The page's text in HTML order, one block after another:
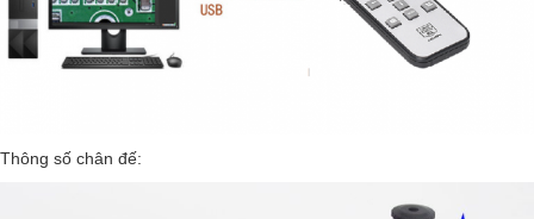
Thông số chân đế: